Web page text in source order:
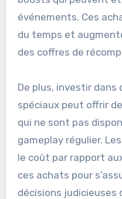
événements. Ces
du temps et
des coffres de
De plus, investir dans
spéciaux peut offrir
qui ne sont pas
gameplay régulier.
le coût par rapport
ces achats pour
décisions judicieuses